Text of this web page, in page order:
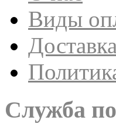
Виды
Доставка
Служба